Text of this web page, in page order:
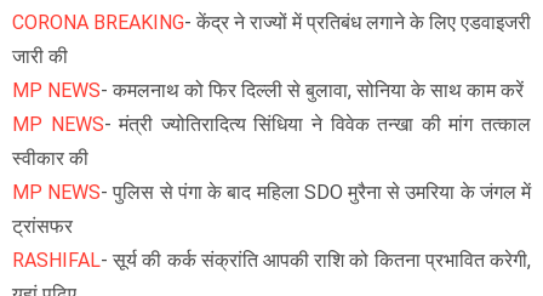
CORONA BREAKING- केंद्र ने राज्यों में प्रतिबंध लगाने के लिए एडवाइजरी
जारी की
MP NEWS- कमलनाथ को फिर दिल्ली से बुलावा, सोनिया के साथ काम करें
MP NEWS- मंत्री ज्योतिरादित्य सिंधिया ने विवेक तन्खा की मांग तत्काल
स्वीकार की
MP NEWS- पुलिस से पंगा के बाद महिला SDO मुरैना से उमरिया के जंगल में
ट्रांसफर
RASHIFAL- सूर्य की कर्क संक्रांति आपकी राशि को कितना प्रभावित करेगी,